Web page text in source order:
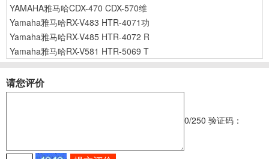
YAMAHA雅马哈CDX-470 CDX-570维
Yamaha雅马哈RX-V483 HTR-4071功
Yamaha雅马哈RX-V485 HTR-4072 R
Yamaha雅马哈RX-V581 HTR-5069 T
请您评价
0/250 验证码：